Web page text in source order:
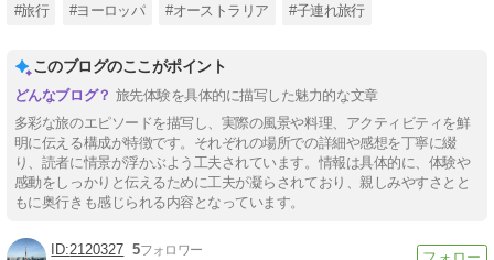
#旅行 #ヨーロッパ #オーストラリア #子連れ旅行
このブログのここがポイント
旅先体験を具体的に描写した魅力的な文章
多彩な旅のエピソードを描写し、実際の風景や料理、アクティビティを鮮
明に伝える構成が特徴です。それぞれの場所での詳細や感想を丁寧に綴
り、読者に情景が浮かぶよう工夫されています。情報は具体的に、体験や
感動をしっかりと伝えるために工夫が凝らされており、親しみやすさとと
もに奥行きも感じられる内容となっています。
2120327 5